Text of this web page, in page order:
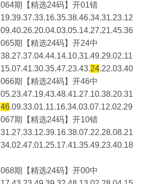
064期【精选24码】开01错
19.39.37.33.16.35.38.46.34.31.23.12
09.40.26.20.04.03.05.14.27.21.45.36
065期【精选24码】开24中
38.27.37.04.44.14.10.31.49.29.02.11
15.07.41.30.35.47.23.43.24.22.03.40
066期【精选24码】开46中
05.23.47.19.43.48.41.27.10.38.20.31
46.09.33.01.11.16.34.03.07.12.02.29
067期【精选24码】开10错
31.27.33.12.39.16.38.07.22.28.08.21
34.02.47.01.25.17.41.35.49.23.40.18
068期【精选24码】开00中